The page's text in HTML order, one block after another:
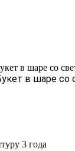
в шаре со
в шаре со
3 года